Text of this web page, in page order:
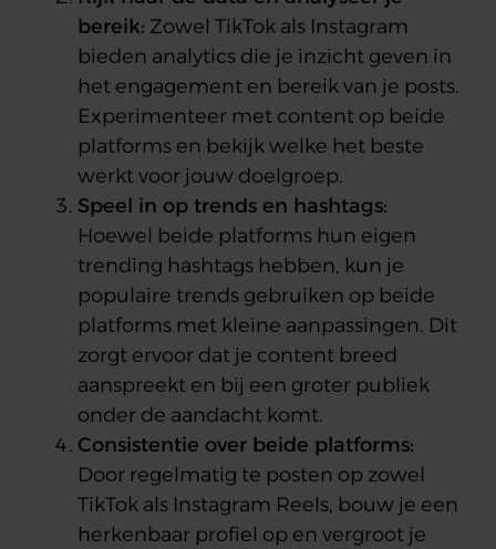
bereik: Zowel TikTok als Instagram
bieden analytics die je inzicht geven in
het engagement en bereik van je posts.
Experimenteer met content op beide
platforms en bekijk welke het beste
werkt voor jouw doelgroep.
Speel in op trends en hashtags:
Hoewel beide platforms hun eigen
trending hashtags hebben, kun je
populaire trends gebruiken op beide
platforms met kleine aanpassingen. Dit
zorgt ervoor dat je content breed
aanspreekt en bij een groter publiek
onder de aandacht komt.
Consistentie over beide platforms:
Door regelmatig te posten op zowel
TikTok als Instagram Reels, bouw je een
herkenbaar profiel op en vergroot je